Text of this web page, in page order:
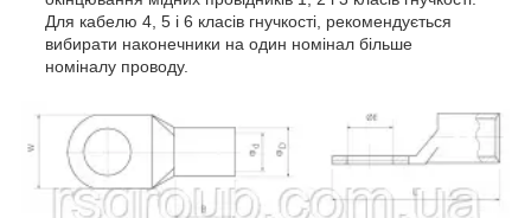
Для кабелю 4, 5 і 6 класів гнучкості, рекомендується
вибирати наконечники на один номінал більше
номіналу проводу.